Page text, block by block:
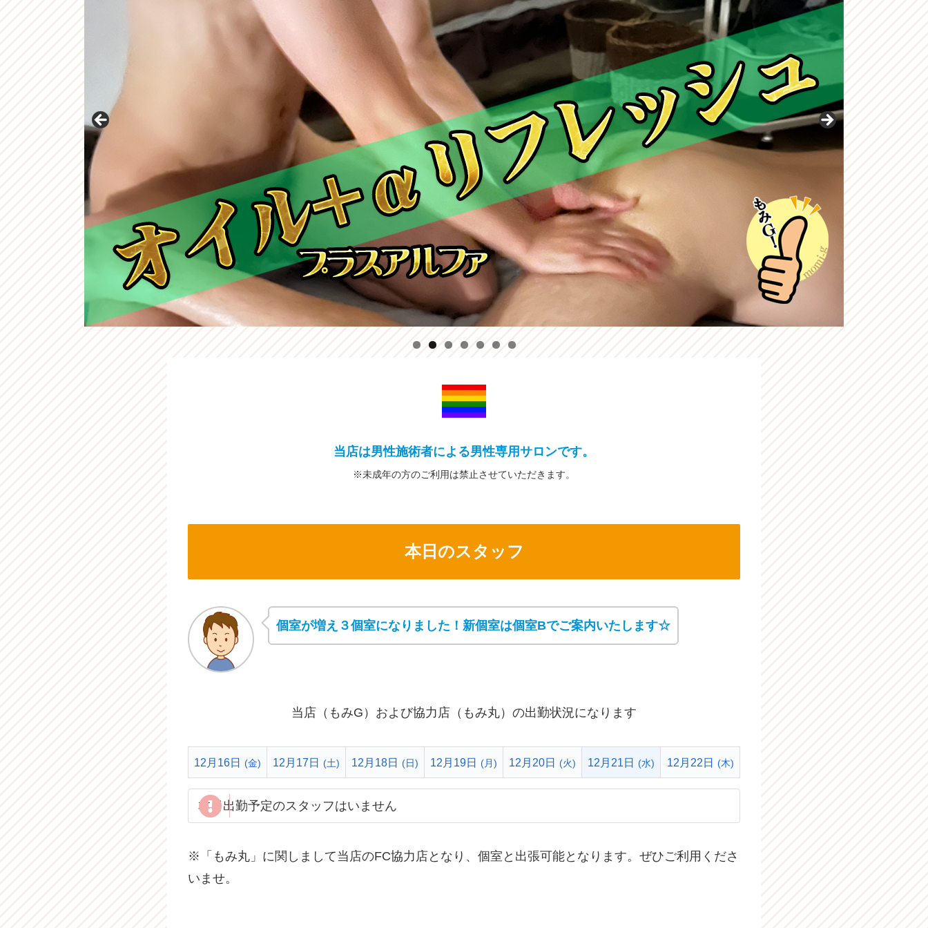
当店は男性施術者による男性専用サロンです。
※未成年の方のご利用は禁止させていただきます。
本日のスタッフ
個室が増え３個室になりました！新個室は個室Bでご案内いたします☆
当店（もみG）および協力店（もみ丸）の出勤状況になります
12月16日 (金) 12月17日 (土) 12月18日 (日) 12月19日 (月) 12月20日 (火) 12月21日 (水) 12月22日 (木)
本日出勤予定のスタッフはいません
※「もみ丸」に関しまして当店のFC協力店となり、個室と出張可能となります。ぜひご利用くださ
いませ。